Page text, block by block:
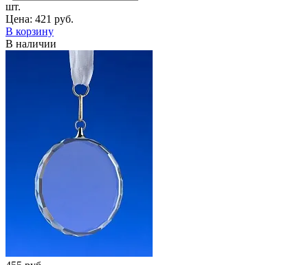
шт.
Цена: 421 руб.
В корзину
В наличии